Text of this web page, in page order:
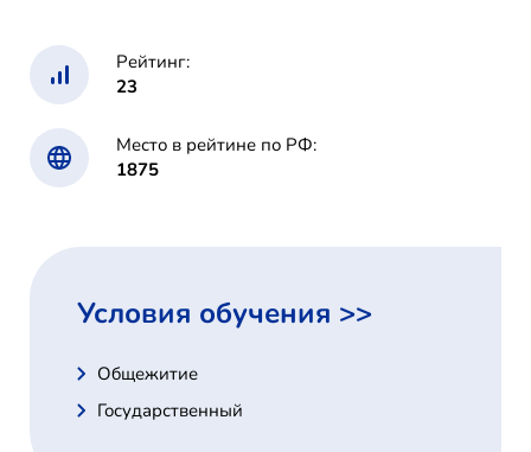
Рейтинг:
23
Место в рейтине по РФ:
1875
Условия обучения >>
Общежитие
Государственный